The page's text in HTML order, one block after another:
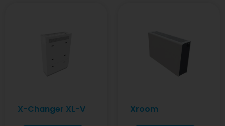
X-Changer XL-V Xroom